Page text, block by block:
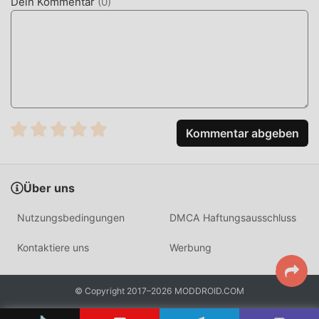
TouchVPN Als beliebte tools-Anwendung haben ihre
nur TouchVPN 2.0.7 herunterladen und installieren, Sie
können alle Funktionen ganz einfach erleben und es ist
völlig kostenlos! Darüber hinaus unterstützt moddroid
Anwendung finden, worauf warten Sie noch, kommen Sie
moddroid stellt nicht nur originale TouchVPN 2.0.7 völlig
kostenlos zur Verfügung, sondern hängt auch die Mod-
Version an, die Ihnen Unlocked Elite-Funktionen kostenlos
Kommentar abgeben
Über uns
Nutzungsbedingungen DMCA Haftungsausschluss
Kontaktiere uns Werbung
© Copyright 2017–2026 MODDROID.COM